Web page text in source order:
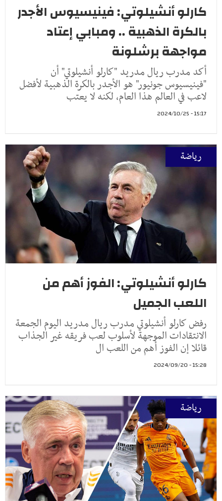
كارلو أنشيلوتي: فينيسيوس الأجدر
بالكرة الذهبية .. ومبابي إعتاد
مواجهة برشلونة
أكد مدرب ريال مدريد "كارلو أنشيلوتي" أن
"فينيسيوس جونيور" هو الأجدر بالكرة الذهبية لأفضل
لاعب في العالم هذا العام، لكنه لا يعتب
15:17 - 2024/10/25
رياضة
كارلو أنشيلوتي: الفوز أهم من
اللعب الجميل
رفض كارلو أنشيلوتي مدرب ريال مدريد اليوم الجمعة
الانتقادات الموجهة لأسلوب لعب فريقه غير الجذاب
قائلا إن الفوز أهم من‭ ‬اللعب ال
15:28 - 2024/09/20
رياضة